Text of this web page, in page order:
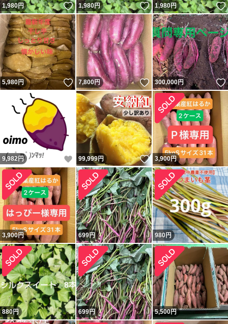
1,980円 いいね！
1,980円 いいね！
1,980円
5,980円 いいね！
7,800円 いいね！
300,000円
9,982円 いいね！
99,999円 いいね！
3,900円
3,900円 699円 980円
880円 699円 5,500円